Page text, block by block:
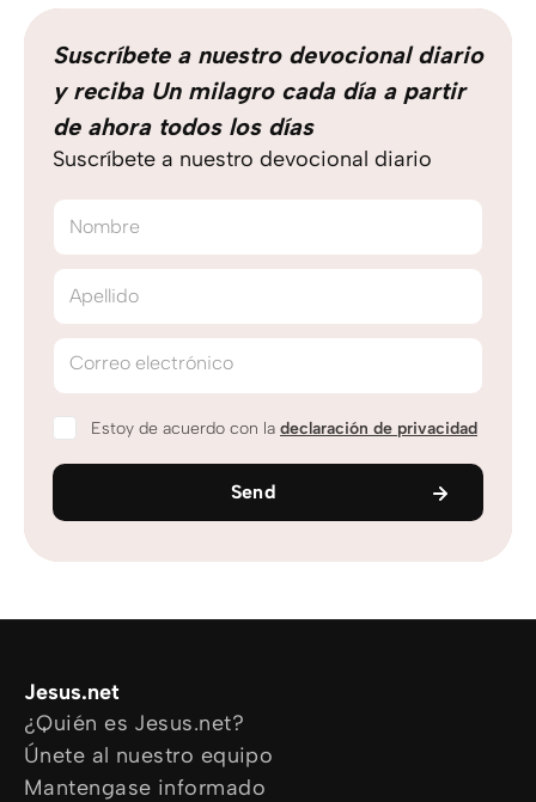
Suscríbete a nuestro devocional diario
y reciba Un milagro cada día a partir
de ahora todos los días
Suscríbete a nuestro devocional diario
Nombre
Apellido
Correo electrónico
Estoy de acuerdo con la declaración de privacidad
Send
Jesus.net
¿Quién es Jesus.net?
Únete al nuestro equipo
Mantengase informado